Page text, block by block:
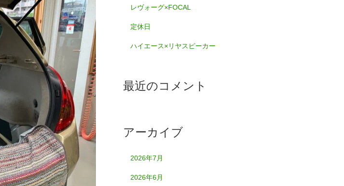
レヴォーグ×FOCAL
定休日
ハイエース×リヤスピーカー
最近のコメント
アーカイブ
2026年7月
2026年6月